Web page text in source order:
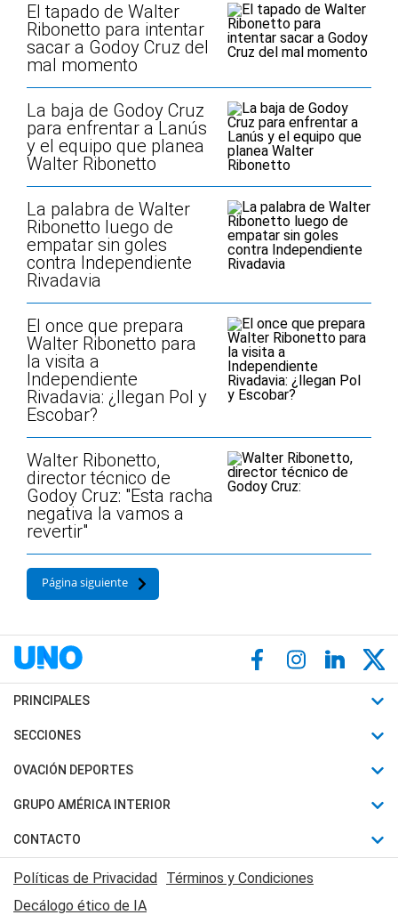
El tapado de Walter
Ribonetto para intentar
sacar a Godoy Cruz del
mal momento
La baja de Godoy Cruz
para enfrentar a Lanús
y el equipo que planea
Walter Ribonetto
La palabra de Walter
Ribonetto luego de
empatar sin goles
contra Independiente
Rivadavia
El once que prepara
Walter Ribonetto para
la visita a
Independiente
Rivadavia: ¿llegan Pol y
Escobar?
Walter Ribonetto,
director técnico de
Godoy Cruz: "Esta racha
negativa la vamos a
revertir"
Página siguiente
PRINCIPALES
Últimas Noticias
Política
Judiciales
Economia
SECCIONES
Horóscopo
Motores
Trucos caseros
Series y Películas
Edictos y Solicitadas
OVACIÓN DEPORTES
Fútbol
Mundial
Automovilismo
Rugby
GRUPO AMÉRICA INTERIOR
Canal 7 en Vivo
CONTACTO
Acerca de Nosotros
Contactanos
Políticas de Privacidad Términos y Condiciones
Decálogo ético de IA